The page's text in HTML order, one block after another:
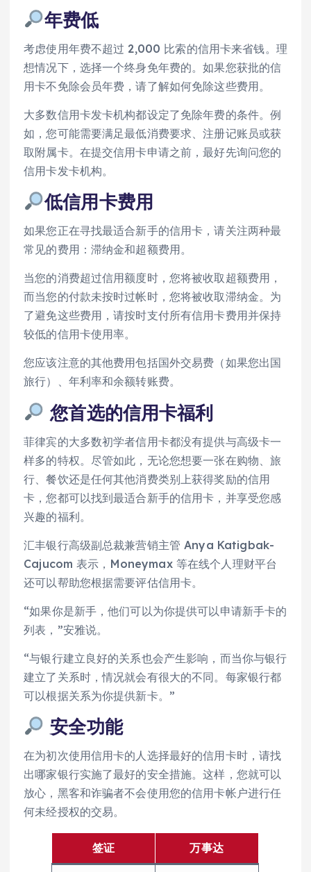
年费低
考虑使用年费不超过 2,000 比索的信用卡来省钱。理
想情况下，选择一个终身免年费的。如果您获批的信
用卡不免除会员年费，请了解如何免除这些费用。
大多数信用卡发卡机构都设定了免除年费的条件。例
如，您可能需要满足最低消费要求、注册记账员或获
取附属卡。在提交信用卡申请之前，最好先询问您的
信用卡发卡机构。
低信用卡费用
如果您正在寻找最适合新手的信用卡，请关注两种最
常见的费用：滞纳金和超额费用。
当您的消费超过信用额度时，您将被收取超额费用，
而当您的付款未按时过帐时，您将被收取滞纳金。为
了避免这些费用，请按时支付所有信用卡费用并保持
较低的信用卡使用率。
您应该注意的其他费用包括国外交易费（如果您出国
旅行）、年利率和余额转账费。
您首选的信用卡福利
菲律宾的大多数初学者信用卡都没有提供与高级卡一
样多的特权。尽管如此，无论您想要一张在购物、旅
行、餐饮还是任何其他消费类别上获得奖励的信用
卡，您都可以找到最适合新手的信用卡，并享受您感
兴趣的福利。
汇丰银行高级副总裁兼营销主管 Anya Katigbak-
Cajucom 表示，Moneymax 等在线个人理财平台
还可以帮助您根据需要评估信用卡。
“如果你是新手，他们可以为你提供可以申请新手卡的
列表，”安雅说。
“与银行建立良好的关系也会产生影响，而当你与银行
建立了关系时，情况就会有很大的不同。每家银行都
可以根据关系为你提供新卡。”
安全功能
在为初次使用信用卡的人选择最好的信用卡时，请找
出哪家银行实施了最好的安全措施。这样，您就可以
放心，黑客和诈骗者不会使用您的信用卡帐户进行任
何未经授权的交易。
签证 万事达